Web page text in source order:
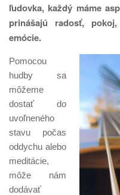
ľudovka, každý máme
prinášajú radosť,
emócie.
Pomocou
hudby sa
môžeme
dostať do
uvoľneného
stavu počas
oddychu alebo
meditácie,
môže nám
dodávať